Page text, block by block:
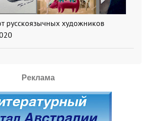
русскоязычных художников
Реклама